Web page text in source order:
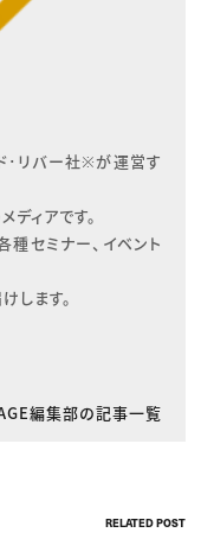
･リバー社※が運営す
ィアです。
種セミナー、イベント
します。
編集部の記事一覧
RELATED POST